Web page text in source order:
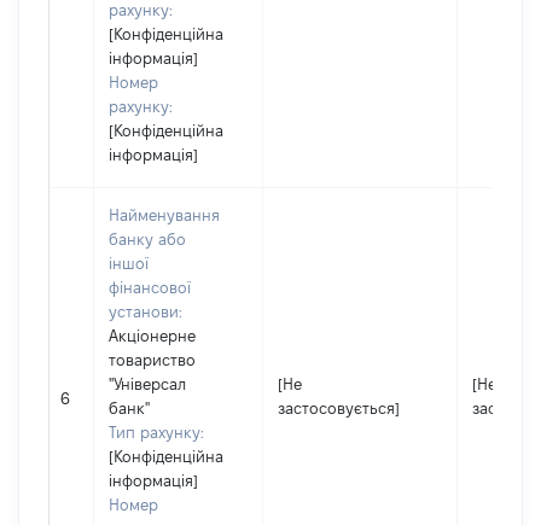
рахунку:
[Конфіденційна
інформація]
Номер
рахунку:
[Конфіденційна
інформація]
6
Найменування
банку або
іншої
фінансової
установи:
Акціонерне
товариство
"Універсал
банк"
Тип рахунку:
[Конфіденційна
інформація]
Номер
[Не
застосовується]
[Не